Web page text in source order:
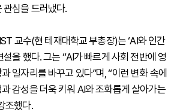
관심을 드러냈다.
교수(현 테재대학교 부총장)는 ‘AI와 인간
설을 했다. 그는 “AI가 빠르게 사회 전반에 영
일자리를 바꾸고 있다”며, “이런 변화 속에
감성을 더욱 키워 AI와 조화롭게 살아가는
조했다.